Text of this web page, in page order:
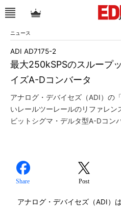
ニュース
最大250kSPSのスループ
イズA-Dコンバータ
ADI AD7175-2
アナログ・デバイセズ（ADI）の
いレールツーレールのリファレ
ビットシグマ・デルタ型A-Dコン
Share Post
アナログ・デバイセズ（ADI）